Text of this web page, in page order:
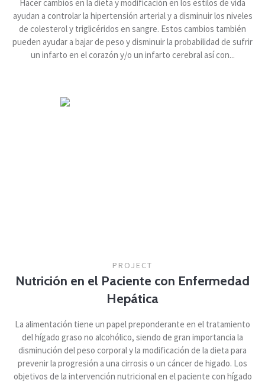
Hacer cambios en la dieta y modificación en los estilos de vida
ayudan a controlar la hipertensión arterial y a disminuir los niveles
de colesterol y triglicéridos en sangre. Estos cambios también
pueden ayudar a bajar de peso y disminuir la probabilidad de sufrir
un infarto en el corazón y/o un infarto cerebral así con...
PROJECT
Nutrición en el Paciente con Enfermedad
Hepática
La alimentación tiene un papel preponderante en el tratamiento
del hígado graso no alcohólico, siendo de gran importancia la
disminución del peso corporal y la modificación de la dieta para
prevenir la progresión a una cirrosis o un cáncer de higado. Los
objetivos de la intervención nutricional en el paciente con hígado